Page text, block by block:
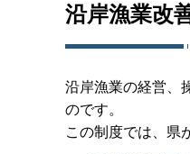
沿岸漁業改
沿岸漁業の経営、
のです。
この制度では、県